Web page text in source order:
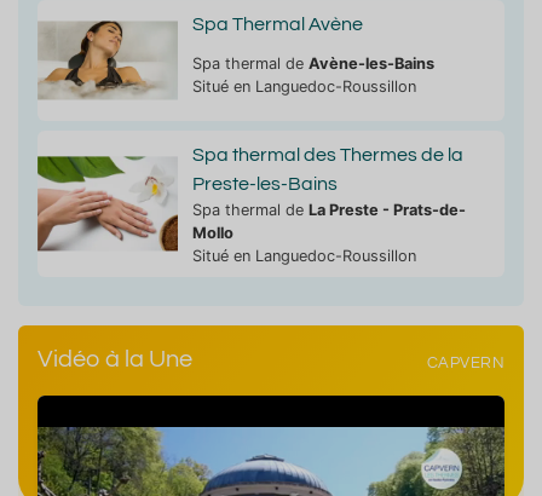
Spa Thermal Avène
Spa thermal de Avène-les-Bains
Situé en Languedoc-Roussillon
Spa thermal des Thermes de la
Preste-les-Bains
Spa thermal de La Preste - Prats-de-
Mollo
Situé en Languedoc-Roussillon
Vidéo à la Une CAPVERN